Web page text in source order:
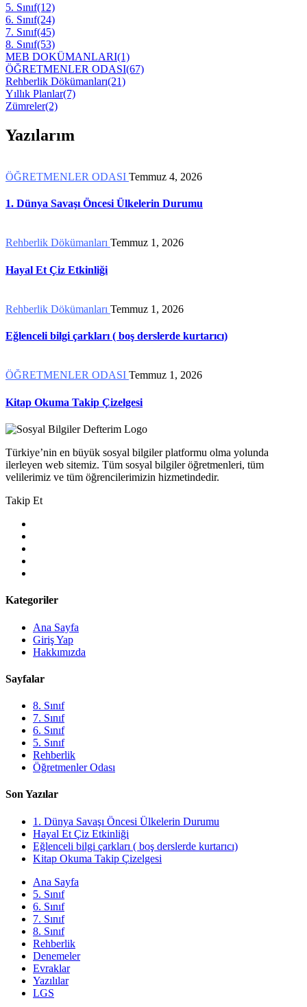
5. Sınıf(12)
6. Sınıf(24)
7. Sınıf(45)
8. Sınıf(53)
MEB DOKÜMANLARI(1)
ÖĞRETMENLER ODASI(67)
Rehberlik Dökümanları(21)
Yıllık Planlar(7)
Zümreler(2)
Yazılarım
ÖĞRETMENLER ODASI Temmuz 4, 2026
1. Dünya Savaşı Öncesi Ülkelerin Durumu
Rehberlik Dökümanları Temmuz 1, 2026
Hayal Et Çiz Etkinliği
Rehberlik Dökümanları Temmuz 1, 2026
Eğlenceli bilgi çarkları ( boş derslerde kurtarıcı)
ÖĞRETMENLER ODASI Temmuz 1, 2026
Kitap Okuma Takip Çizelgesi
Türkiye’nin en büyük sosyal bilgiler platformu olma yolunda
ilerleyen web sitemiz. Tüm sosyal bilgiler öğretmenleri, tüm
velilerimiz ve tüm öğrencilerimizin hizmetindedir.
Takip Et
Kategoriler
Ana Sayfa
Giriş Yap
Hakkımızda
Sayfalar
8. Sınıf
7. Sınıf
6. Sınıf
5. Sınıf
Rehberlik
Öğretmenler Odası
Son Yazılar
1. Dünya Savaşı Öncesi Ülkelerin Durumu
Hayal Et Çiz Etkinliği
Eğlenceli bilgi çarkları ( boş derslerde kurtarıcı)
Kitap Okuma Takip Çizelgesi
Ana Sayfa
5. Sınıf
6. Sınıf
7. Sınıf
8. Sınıf
Rehberlik
Denemeler
Evraklar
Yazılılar
LGS